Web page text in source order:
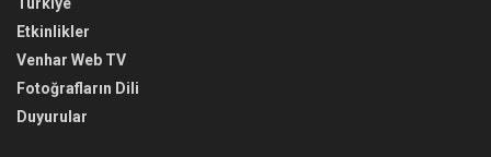
Etkinlikler
Venhar Web TV
Fotoğrafların Dili
Duyurular